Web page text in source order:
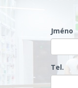
Jméno
Tel.